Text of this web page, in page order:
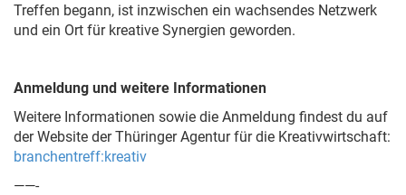
Treffen begann, ist inzwischen ein wachsendes Netzwerk
und ein Ort für kreative Synergien geworden.
Anmeldung und weitere Informationen
Weitere Informationen sowie die Anmeldung findest du auf
der Website der Thüringer Agentur für die Kreativwirtschaft:
branchentreff:kreativ
——-